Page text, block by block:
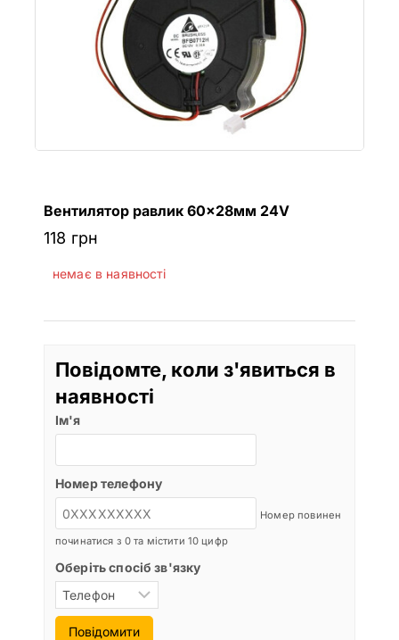
Вентилятор равлик 60×28мм 24V
118 грн
немає в наявності
Повідомте, коли з'явиться в
наявності
Ім'я
Номер телефону
Номер повинен
починатися з 0 та містити 10 цифр
Оберіть спосіб зв'язку
Повідомити